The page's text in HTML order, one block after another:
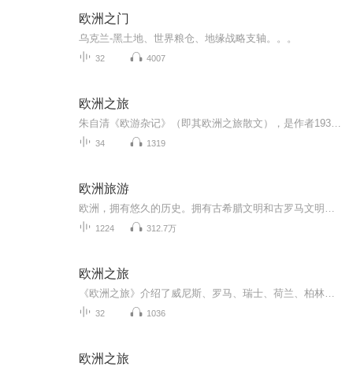
欧洲之门
乌克兰-黑土地、世界粮仓、地缘战略支轴。。。
32 4007
欧洲之旅
34 1319
欧洲旅游
1224 312.7万
欧洲之旅
32 1036
欧洲之旅